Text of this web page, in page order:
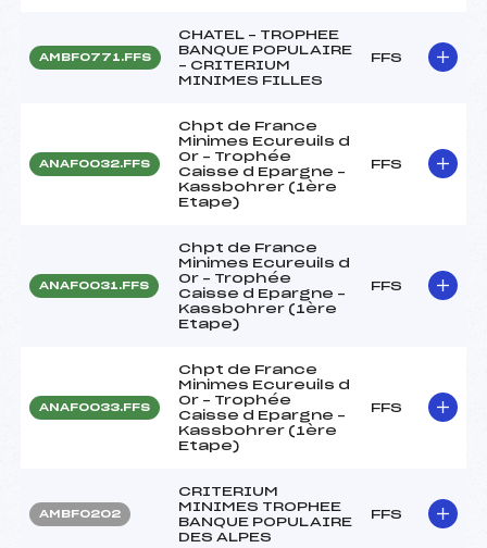
AMBF0771.FFS
CHATEL – TROPHEE
BANQUE POPULAIRE
– CRITERIUM
MINIMES FILLES
FFS
ANAF0032.FFS
Chpt de France
Minimes Ecureuils d
Or – Trophée
Caisse d Epargne –
Kassbohrer (1ère
Etape)
FFS
ANAF0031.FFS
Chpt de France
Minimes Ecureuils d
Or – Trophée
Caisse d Epargne –
Kassbohrer (1ère
Etape)
FFS
ANAF0033.FFS
Chpt de France
Minimes Ecureuils d
Or – Trophée
Caisse d Epargne –
Kassbohrer (1ère
Etape)
FFS
AMBF0202
CRITERIUM
MINIMES TROPHEE
BANQUE POPULAIRE
DES ALPES
FFS